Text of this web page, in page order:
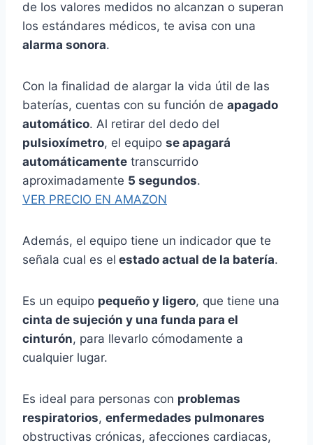
de los valores medidos no alcanzan o superan
los estándares médicos, te avisa con una
alarma sonora.
Con la finalidad de alargar la vida útil de las
baterías, cuentas con su función de apagado
automático. Al retirar del dedo del
pulsioxímetro, el equipo se apagará
automáticamente transcurrido
aproximadamente 5 segundos.
VER PRECIO EN AMAZON
Además, el equipo tiene un indicador que te
señala cual es el estado actual de la batería.
Es un equipo pequeño y ligero, que tiene una
cinta de sujeción y una funda para el
cinturón, para llevarlo cómodamente a
cualquier lugar.
Es ideal para personas con problemas
respiratorios, enfermedades pulmonares
obstructivas crónicas, afecciones cardiacas,